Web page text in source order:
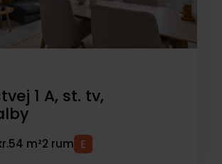
1 A, st. tv,
54 m²2 rum